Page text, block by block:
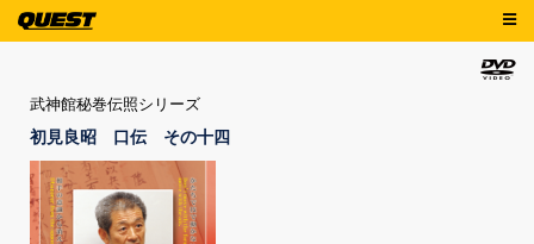
武神館秘巻伝照シリーズ
初見良昭 口伝 その十四